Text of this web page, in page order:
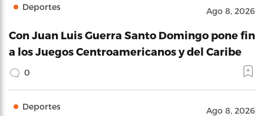
Deportes Ago 8, 2026
Con Juan Luis Guerra Santo Domingo pone fin
a los Juegos Centroamericanos y del Caribe
0
Deportes Ago 8, 2026